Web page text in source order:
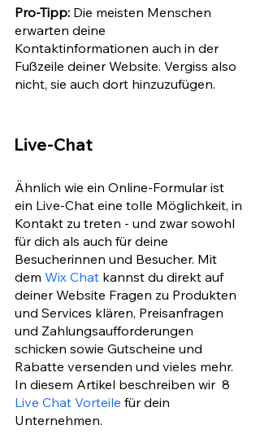
Pro-Tipp: Die meisten Menschen
erwarten deine
Kontaktinformationen auch in der
Fußzeile deiner Website. Vergiss also
nicht, sie auch dort hinzuzufügen.
Live-Chat
Ähnlich wie ein Online-Formular ist
ein Live-Chat eine tolle Möglichkeit, in
Kontakt zu treten - und zwar sowohl
für dich als auch für deine
Besucherinnen und Besucher. Mit
dem Wix Chat kannst du direkt auf
deiner Website Fragen zu Produkten
und Services klären, Preisanfragen
und Zahlungsaufforderungen
schicken sowie Gutscheine und
Rabatte versenden und vieles mehr.
In diesem Artikel beschreiben wir  8
Live Chat Vorteile für dein
Unternehmen.